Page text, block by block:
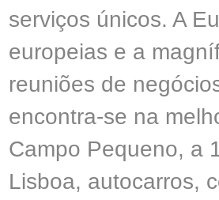
serviços únicos. A
europeias e a
reuniões de
encontra-se na
Campo Pequeno, a
Lisboa, autocarros,